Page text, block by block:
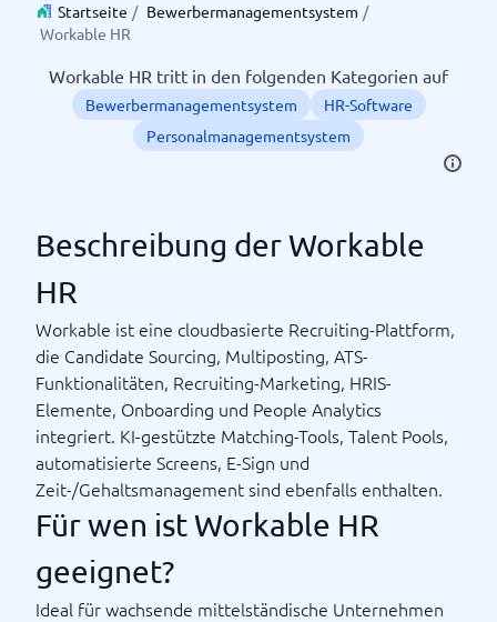
Startseite / Bewerbermanagementsystem /
Workable HR
Workable HR tritt in den folgenden Kategorien auf
Bewerbermanagementsystem
HR-Software
Personalmanagementsystem
Beschreibung der Workable
HR
Workable ist eine cloudbasierte Recruiting-Plattform,
die Candidate Sourcing, Multiposting, ATS-
Funktionalitäten, Recruiting-Marketing, HRIS-
Elemente, Onboarding und People Analytics
integriert. KI-gestützte Matching-Tools, Talent Pools,
automatisierte Screens, E-Sign und
Zeit-/Gehaltsmanagement sind ebenfalls enthalten.
Für wen ist Workable HR
geeignet?
Ideal für wachsende mittelständische Unternehmen